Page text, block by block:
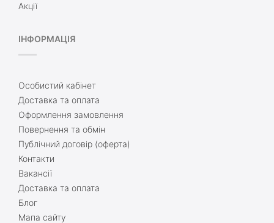
Акції
ІНФОРМАЦІЯ
Особистий кабінет
Доставка та оплата
Оформлення замовлення
Повернення та обмін
Публічний договір (оферта)
Контакти
Вакансії
Доставка та оплата
Блог
Мапа сайту